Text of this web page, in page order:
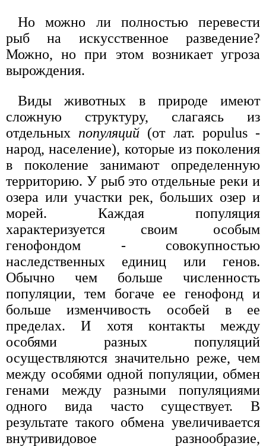
Но можно ли полностью перевести
рыб на искусственное разведение?
Можно, но при этом возникает угроза
вырождения.
Виды животных в природе имеют
сложную структуру, слагаясь из
отдельных популяций (от лат. populus -
народ, население), которые из поколения
в поколение занимают определенную
территорию. У рыб это отдельные реки и
озера или участки рек, больших озер и
морей. Каждая популяция
характеризуется своим особым
генофондом - совокупностью
наследственных единиц или генов.
Обычно чем больше численность
популяции, тем богаче ее генофонд и
больше изменчивость особей в ее
пределах. И хотя контакты между
особями разных популяций
осуществляются значительно реже, чем
между особями одной популяции, обмен
генами между разными популяциями
одного вида часто существует. В
результате такого обмена увеличивается
внутривидовое разнообразие,